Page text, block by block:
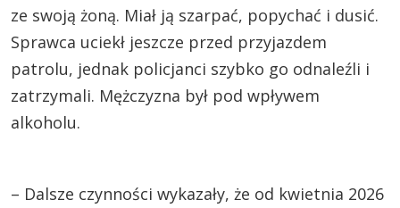
ze swoją żoną. Miał ją szarpać, popychać i dusić.
Sprawca uciekł jeszcze przed przyjazdem
patrolu, jednak policjanci szybko go odnaleźli i
zatrzymali. Mężczyzna był pod wpływem
alkoholu.
– Dalsze czynności wykazały, że od kwietnia 2026